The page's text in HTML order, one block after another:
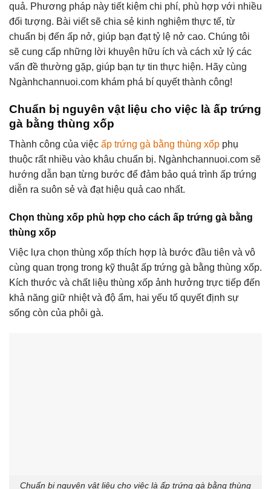
quả. Phương pháp này tiết kiệm chi phí, phù hợp với nhiều
đối tượng. Bài viết sẽ chia sẻ kinh nghiệm thực tế, từ
chuẩn bị đến ấp nở, giúp bạn đạt tỷ lệ nở cao. Chúng tôi
sẽ cung cấp những lời khuyên hữu ích và cách xử lý các
vấn đề thường gặp, giúp bạn tự tin thực hiện. Hãy cùng
Ngànhchannuoi.com khám phá bí quyết thành công!
Chuẩn bị nguyên vật liệu cho việc là ấp trứng
gà bằng thùng xốp
Thành công của việc ấp trứng gà bằng thùng xốp phụ
thuộc rất nhiều vào khâu chuẩn bị. Ngànhchannuoi.com sẽ
hướng dẫn bạn từng bước để đảm bảo quá trình ấp trứng
diễn ra suôn sẻ và đạt hiệu quả cao nhất.
Chọn thùng xốp phù hợp cho cách ấp trứng gà bằng
thùng xốp
Việc lựa chọn thùng xốp thích hợp là bước đầu tiên và vô
cùng quan trọng trong kỹ thuật ấp trứng gà bằng thùng xốp.
Kích thước và chất liệu thùng xốp ảnh hưởng trực tiếp đến
khả năng giữ nhiệt và độ ẩm, hai yếu tố quyết định sự
sống còn của phôi gà.
Chuẩn bị nguyên vật liệu cho việc là ấp trứng gà bằng thùng